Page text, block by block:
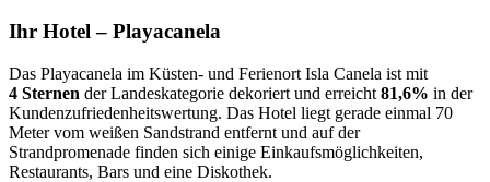
Ihr Hotel – Playacanela
Das Playacanela im Küsten- und Ferienort Isla Canela ist mit
4 Sternen der Landeskategorie dekoriert und erreicht 81,6% in der
Kundenzufriedenheitswertung. Das Hotel liegt gerade einmal 70
Meter vom weißen Sandstrand entfernt und auf der
Strandpromenade finden sich einige Einkaufsmöglichkeiten,
Restaurants, Bars und eine Diskothek.